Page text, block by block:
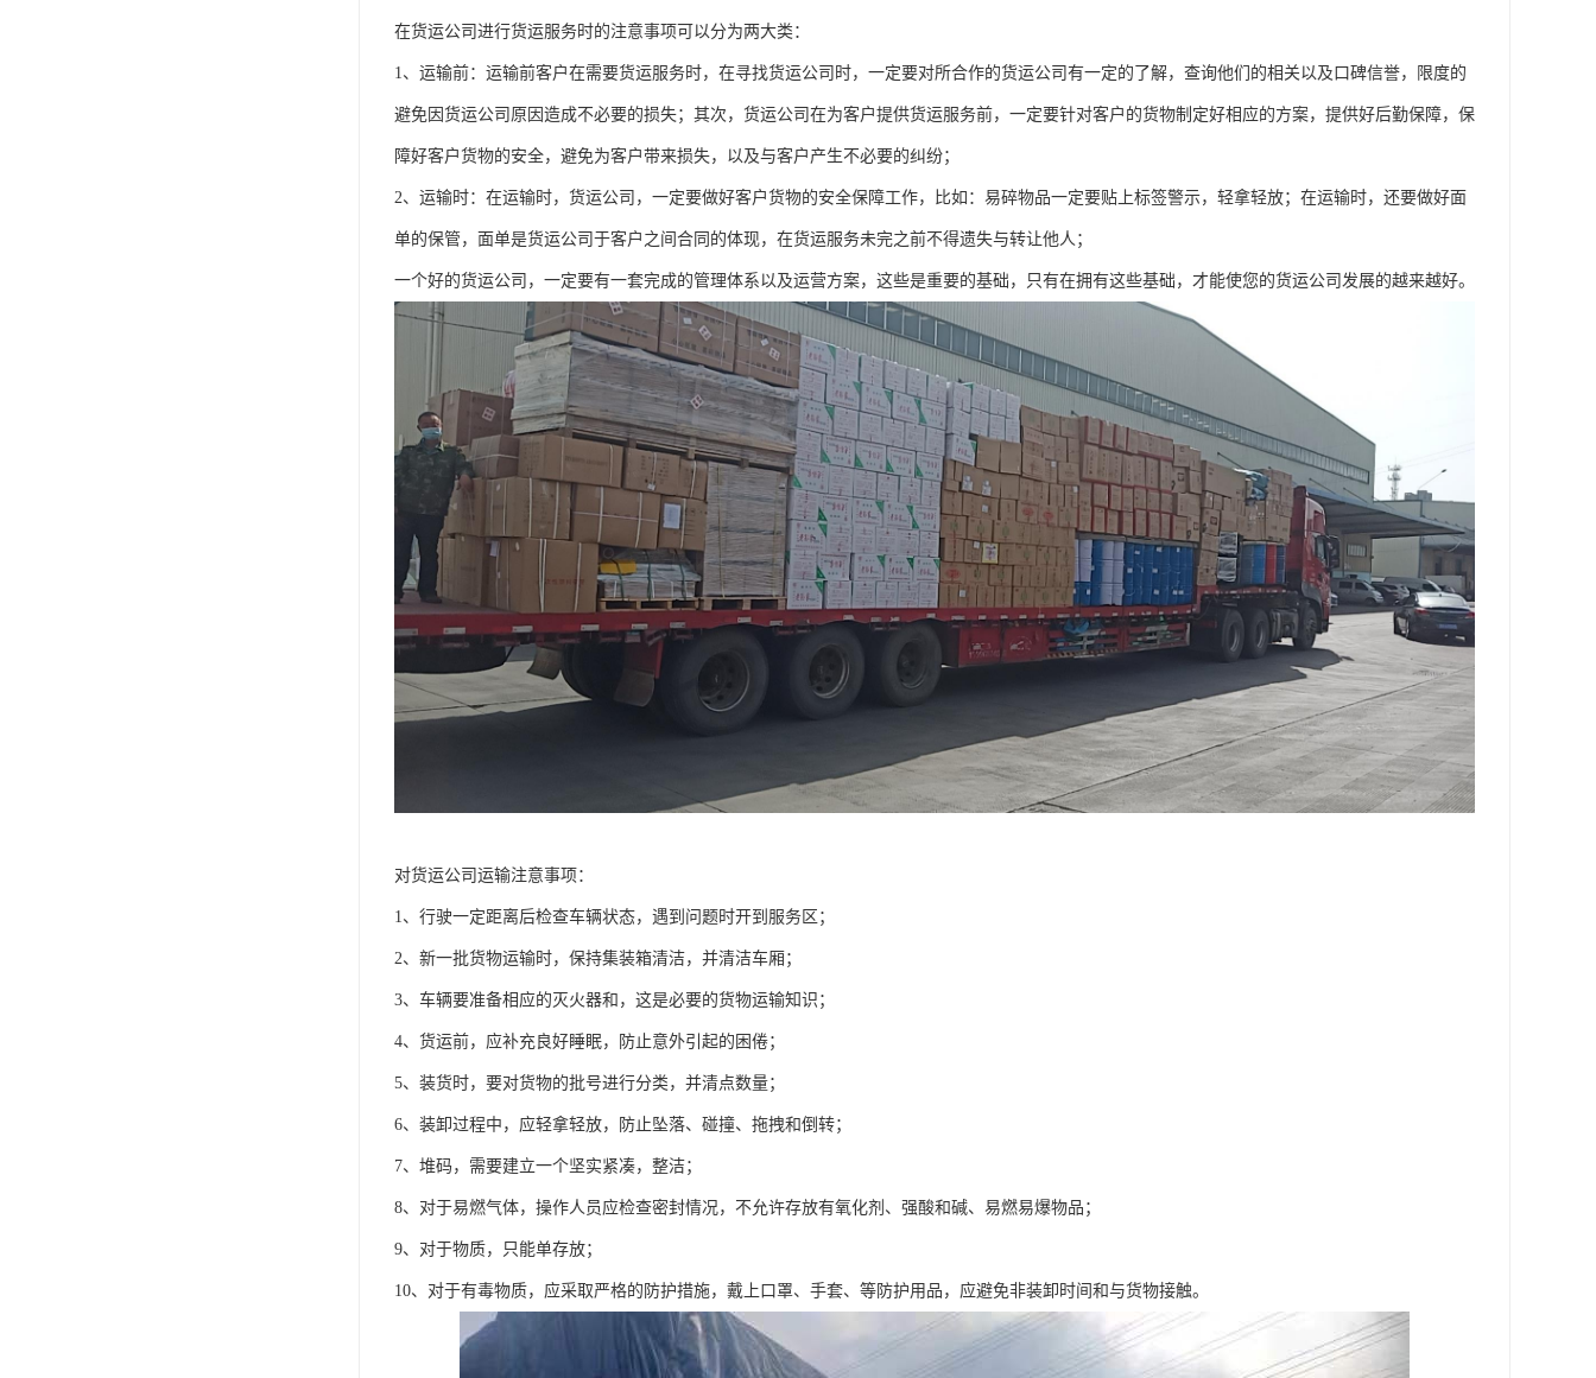
在货运公司进行货运服务时的注意事项可以分为两大类：
1、运输前：运输前客户在需要货运服务时，在寻找货运公司时，一定要对所合作的货运公司有一定的了解，查询他们的相关以及口碑信誉，限度的
避免因货运公司原因造成不必要的损失；其次，货运公司在为客户提供货运服务前，一定要针对客户的货物制定好相应的方案，提供好后勤保障，保
障好客户货物的安全，避免为客户带来损失，以及与客户产生不必要的纠纷；
2、运输时：在运输时，货运公司，一定要做好客户货物的安全保障工作，比如：易碎物品一定要贴上标签警示，轻拿轻放；在运输时，还要做好面
单的保管，面单是货运公司于客户之间合同的体现，在货运服务未完之前不得遗失与转让他人；
一个好的货运公司，一定要有一套完成的管理体系以及运营方案，这些是重要的基础，只有在拥有这些基础，才能使您的货运公司发展的越来越好。
对货运公司运输注意事项：
1、行驶一定距离后检查车辆状态，遇到问题时开到服务区；
2、新一批货物运输时，保持集装箱清洁，并清洁车厢；
3、车辆要准备相应的灭火器和，这是必要的货物运输知识；
4、货运前，应补充良好睡眠，防止意外引起的困倦；
5、装货时，要对货物的批号进行分类，并清点数量；
6、装卸过程中，应轻拿轻放，防止坠落、碰撞、拖拽和倒转；
7、堆码，需要建立一个坚实紧凑，整洁；
8、对于易燃气体，操作人员应检查密封情况，不允许存放有氧化剂、强酸和碱、易燃易爆物品；
9、对于物质，只能单存放；
10、对于有毒物质，应采取严格的防护措施，戴上口罩、手套、等防护用品，应避免非装卸时间和与货物接触。